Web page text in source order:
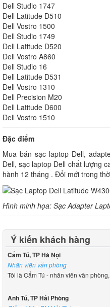
Dell Studio 1747
Dell Latitude D510
Dell Vostro 1500
Dell Studio 1749
Dell Latitude D520
Dell Vostro A860
Dell Studio 16
Dell Latitude D531
Dell Vostro 1310
Dell Precision M20
Dell Latitude D600
Dell Vostro 1510
Đặc điểm
Mua bán sạc laptop Dell,
Dell, sạc laptop Dell chất lượng
hành 12 tháng . Đổi mới trong
Hình minh họa: Sạc Adapter
Ý kiến khách hàng
Cẩm Tú, TP Hà Nội
Nhân viên văn phòng
Tôi là Cẩm Tú - nhân viên văn
Anh Tú, TP Hải Phòng